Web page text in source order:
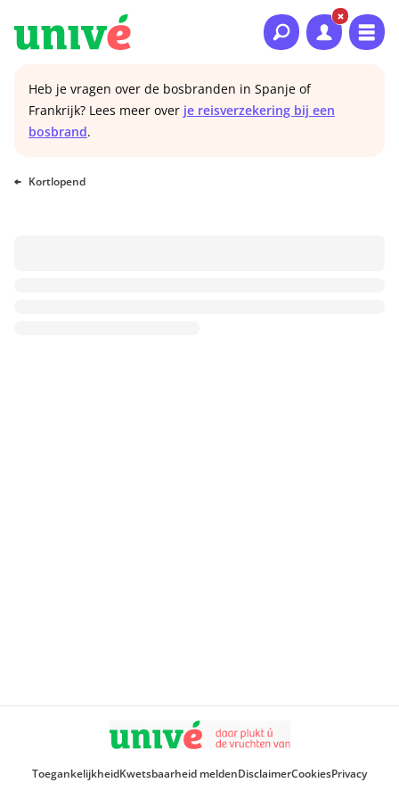
Naar hoofdinhoud
Naar hoofdnavigatie
Naar footer
Heb je vragen over de bosbranden in Spanje of
Frankrijk? Lees meer over je reisverzekering bij een
bosbrand.
Kortlopend
ToegankelijkheidKwetsbaarheid meldenDisclaimerCookiesPrivacy